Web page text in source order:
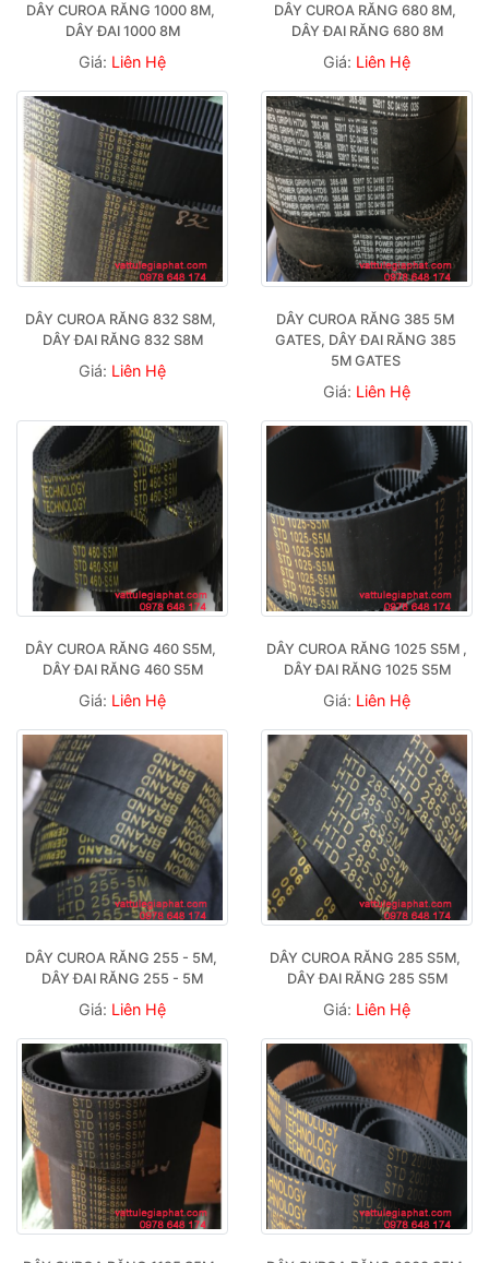
DÂY CUROA RĂNG 1000 8M,
DÂY ĐAI 1000 8M
Giá: Liên Hệ
DÂY CUROA RĂNG 680 8M,
DÂY ĐAI RĂNG 680 8M
Giá: Liên Hệ
DÂY CUROA RĂNG 832 S8M,
DÂY ĐAI RĂNG 832 S8M
Giá: Liên Hệ
DÂY CUROA RĂNG 385 5M
GATES, DÂY ĐAI RĂNG 385
5M GATES
Giá: Liên Hệ
DÂY CUROA RĂNG 460 S5M,
DÂY ĐAI RĂNG 460 S5M
Giá: Liên Hệ
DÂY CUROA RĂNG 1025 S5M ,
DÂY ĐAI RĂNG 1025 S5M
Giá: Liên Hệ
DÂY CUROA RĂNG 255 - 5M,
DÂY ĐAI RĂNG 255 - 5M
Giá: Liên Hệ
DÂY CUROA RĂNG 285 S5M,
DÂY ĐAI RĂNG 285 S5M
Giá: Liên Hệ